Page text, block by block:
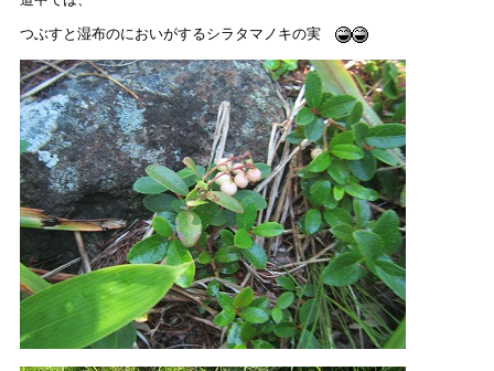
つぶすと湿布のにおいがするシラタマノキの実